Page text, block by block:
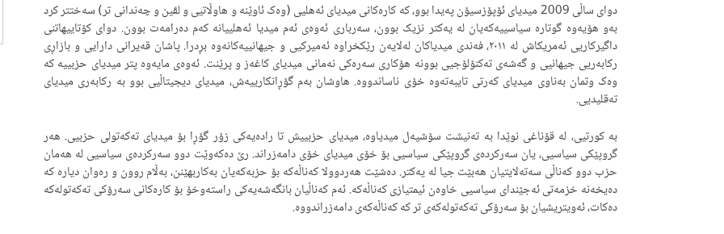
دوای ساڵی 2009 میدیای ئۆپۆزسیۆن پەیدا بوو، کە کارەکانی میدیای ئەهلیی (وەک ئاوێنە و هاوڵاتیی و لڤین و چەندانی تر) سەختتر کرد
بەو هۆیەوە گوتارە سیاسییەکەیان لە یەکتر نزیک بوون، سەرباری ئەوەی ئەم میدیا ئەهلییانە کەم دەرامەت بوون. دوای کۆتاییهاتنی
داگیرکاریی ئەمریکاش لە ٢٠١١، فەندی میدیاکان لەلایەن رێکخراوە ئەمیرکیی و جیهانییەکانەوە بڕدرا. پاشان قەیرانی دارایی و بازاڕی
رکابەریی جیهانیی و گەشەی تەکنۆلۆجیی بوونە هۆکاری سەرەکی نەمانی میدیای کاغەز و پرێنت. ئەوەی مایەوە پتر میدیای حزبییە کە
وەک وتمان بەناوی میدیای کەرتی تایبەتەوە خۆی ناساندووە. هاوشان بەم گۆڕانکارییەش، میدیای دیجیتاڵیی بوو بە رکابەری میدیای
تەقلیدیی.
بە کورتیی، لە قۆناغی نوێدا بە تەنیشت سۆشیەل میدیاوە، میدیای حزبییش تا رادەیەکی زۆر گۆڕا بۆ میدیای تەکەتولی حزبیی. هەر
گروپێکی سیاسیی، یان سەرکردەی گروپێکی سیاسیی بۆ خۆی میدیای خۆی دامەزراند. رێ دەکەوێت دوو سەرکردەی سیاسیی لە هەمان
حزب دوو کەناڵی سەتەلایتیان هەبێت جیا لە یەکتر. دەشێت هەردوولا کەناڵەکە بۆ حزبەکەیان بەکاربهێنن، بەڵام روون و رەوان دیارە کە
دەیخەنە خزمەتی ئەجێندای سیاسیی خاوەن ئیمتیازی کەناڵەکە. ئەم کەناڵیان بانگەشەیەکی راستەوخۆ بۆ کارەکانی سەرۆکی تەکەتولەکە
دەکات، ئەویتریشیان بۆ سەرۆکی تەکەتولەکەی تر کە کەناڵەکەی دامەزراندووە.